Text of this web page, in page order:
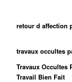
retour d affection
travaux occultes
Travaux Occultes
Travail Bien Fait